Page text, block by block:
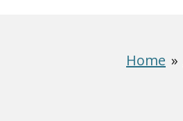
Home »